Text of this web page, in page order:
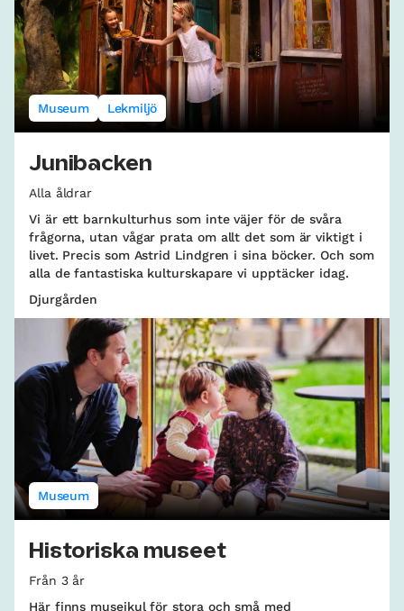
Museum Lekmiljö
Junibacken
Alla åldrar
Vi är ett barnkulturhus som inte väjer för de svåra
frågorna, utan vågar prata om allt det som är viktigt i
livet. Precis som Astrid Lindgren i sina böcker. Och som
alla de fantastiska kulturskapare vi upptäcker idag.
Djurgården
Museum
Historiska museet
Från 3 år
Här finns museikul för stora och små med